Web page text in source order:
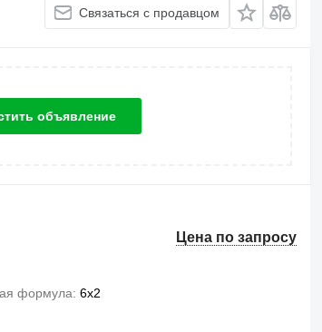
Связаться с продавцом
объявление
Цена по запросу
формула 6x2